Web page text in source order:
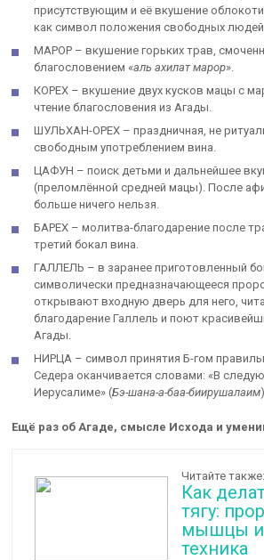
присутствующим и её вкушение
как символ положения свободных людей.
МАРОР – вкушение горьких трав,
благословением «аль ахилат марор».
КОРЕХ – вкушение двух кусков мацы с
чтение благословения из Агады.
ШУЛЬХАН-ОРЕХ – праздничная, не
свободным употреблением вина.
ЦАФУН – поиск детьми и дальнейшее
(преломлённой средней мацы). После
больше ничего нельзя.
БАРЕХ – молитва-благодарение после
третий бокал вина.
ГАЛЛЕЛЬ – в заранее приготовленный
символически предназначающееся
открывают входную дверь для него,
благодарение Галлель и поют
Агады.
НИРЦА – символ принятия Б-гом
Седера оканчивается словами: «В
Иерусалиме» (Бэ-шана-а-баа-биирушалаим).
Ещё раз об Агаде, смысле Исхода и
Читайте также:
Как
тягу:
мышцы и
техника